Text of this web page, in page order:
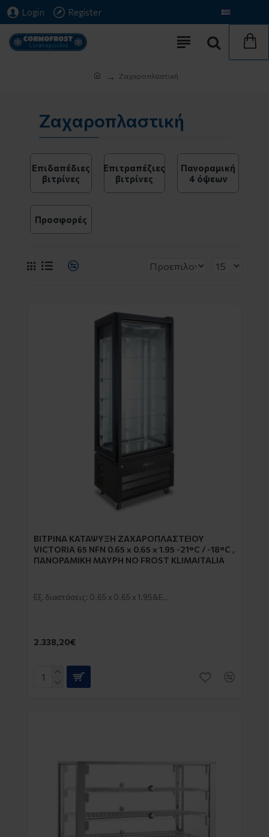
Login Register
Ζαχαροπλαστική
Ζαχαροπλαστική
Επιδαπέδιες
βιτρίνες
Επιτραπέζιες
βιτρίνες
Πανοραμική
4 όψεων
Προσφορές
ΒΙΤΡΙΝΑ ΚΑΤΑΨΥΞΗ ΖΑΧΑΡΟΠΛΑΣΤΕΙΟΥ
VICTORIA 65 NFN 0.65 x 0.65 x 1.95 -21°C / -18°C ,
ΠΑΝΟΡΑΜΙΚΗ ΜΑΥΡΗ NO FROST KLIMAITALIA
Εξ. διαστάσεις: 0.65 x 0.65 x 1.95&E..
2.338,20€